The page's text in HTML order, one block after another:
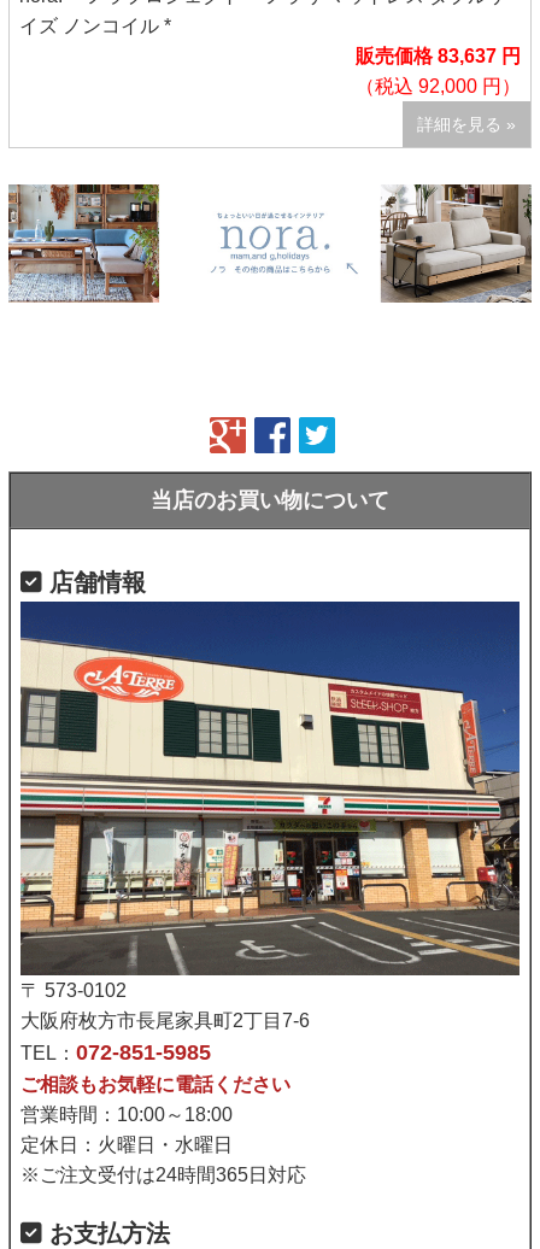
イズ ノンコイル *
販売価格 83,637 円
（税込 92,000 円）
詳細を見る »
当店のお買い物について
店舗情報
〒 573-0102
大阪府枚方市長尾家具町2丁目7-6
TEL： 072-851-5985
ご相談もお気軽に電話ください
営業時間：10:00～18:00
定休日：火曜日・水曜日
※ご注文受付は24時間365日対応
お支払方法